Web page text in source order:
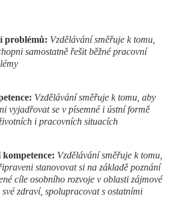
problémů: Vzdělávání směřuje k tomu,
samostatně řešit běžné pracovní
Vzdělávání směřuje k tomu, aby
vyjadřovat se v písemné i ústní formě
i pracovních situacích
Vzdělávání směřuje k tomu,
stanovovat si na základě poznání
cíle osobního rozvoje v oblasti zájmové
zdraví, spolupracovat s ostatními